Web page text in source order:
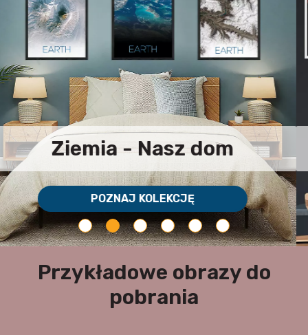
Plakaty z przyszłości
POZNAJ KOLEKCJĘ
Przykładowe obrazy do
pobrania